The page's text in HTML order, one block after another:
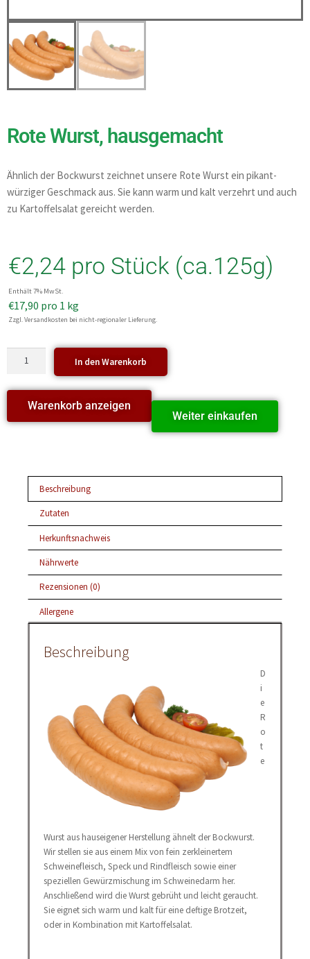
Rote Wurst, hausgemacht
Ähnlich der Bockwurst zeichnet unsere Rote Wurst ein pikant-
würziger Geschmack aus. Sie kann warm und kalt verzehrt und auch
zu Kartoffelsalat gereicht werden.
€2,24 pro Stück (ca.125g)
Enthält 7% MwSt.
€17,90 pro 1 kg
Zzgl. Versandkosten bei nicht-regionaler Lieferung.
In den Warenkorb
Warenkorb anzeigen
Weiter einkaufen
Beschreibung
Zutaten
Herkunftsnachweis
Nährwerte
Rezensionen (0)
Allergene
Beschreibung
D
i
e
R
o
t
e
Wurst aus hauseigener Herstellung ähnelt der Bockwurst.
Wir stellen sie aus einem Mix von fein zerkleinertem
Schweinefleisch, Speck und Rindfleisch sowie einer
speziellen Gewürzmischung im Schweinedarm her.
Anschließend wird die Wurst gebrüht und leicht geraucht.
Sie eignet sich warm und kalt für eine deftige Brotzeit,
oder in Kombination mit Kartoffelsalat.